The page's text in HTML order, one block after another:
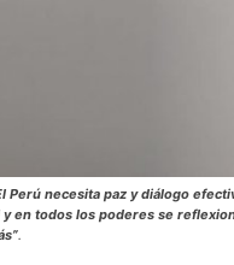
necesita paz y diálogo
en todos los poderes se
.